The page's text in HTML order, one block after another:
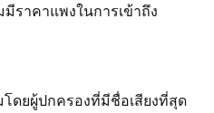
ราคาแพงในการเข้าถึง
ดยผู้ปกครองที่มีชื่อเสียงที่สุด